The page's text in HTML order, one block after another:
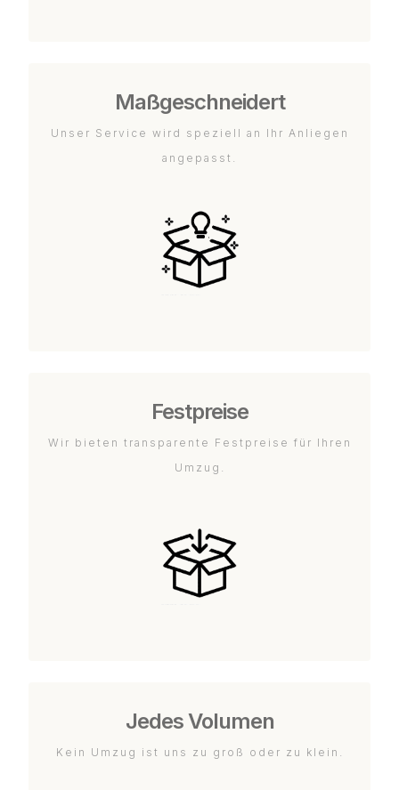
Maßgeschneidert
Unser Service wird speziell an Ihr Anliegen
angepasst.
Festpreise
Wir bieten transparente Festpreise für Ihren
Umzug.
Jedes Volumen
Kein Umzug ist uns zu groß oder zu klein.